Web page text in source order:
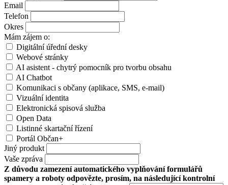
Email
Telefon
Okres
Mám zájem o:
Digitální úřední desky
Webové stránky
AI asistent - chytrý pomocník pro tvorbu obsahu
AI Chatbot
Komunikaci s občany (aplikace, SMS, e-mail)
Vizuální identita
Elektronická spisová služba
Open Data
Listinné skartační řízení
Portál Občan+
Jiný produkt
Vaše zpráva
Z důvodu zamezení automatického vyplňování formulářů
spamery a roboty odpovězte, prosím, na následující kontrolní